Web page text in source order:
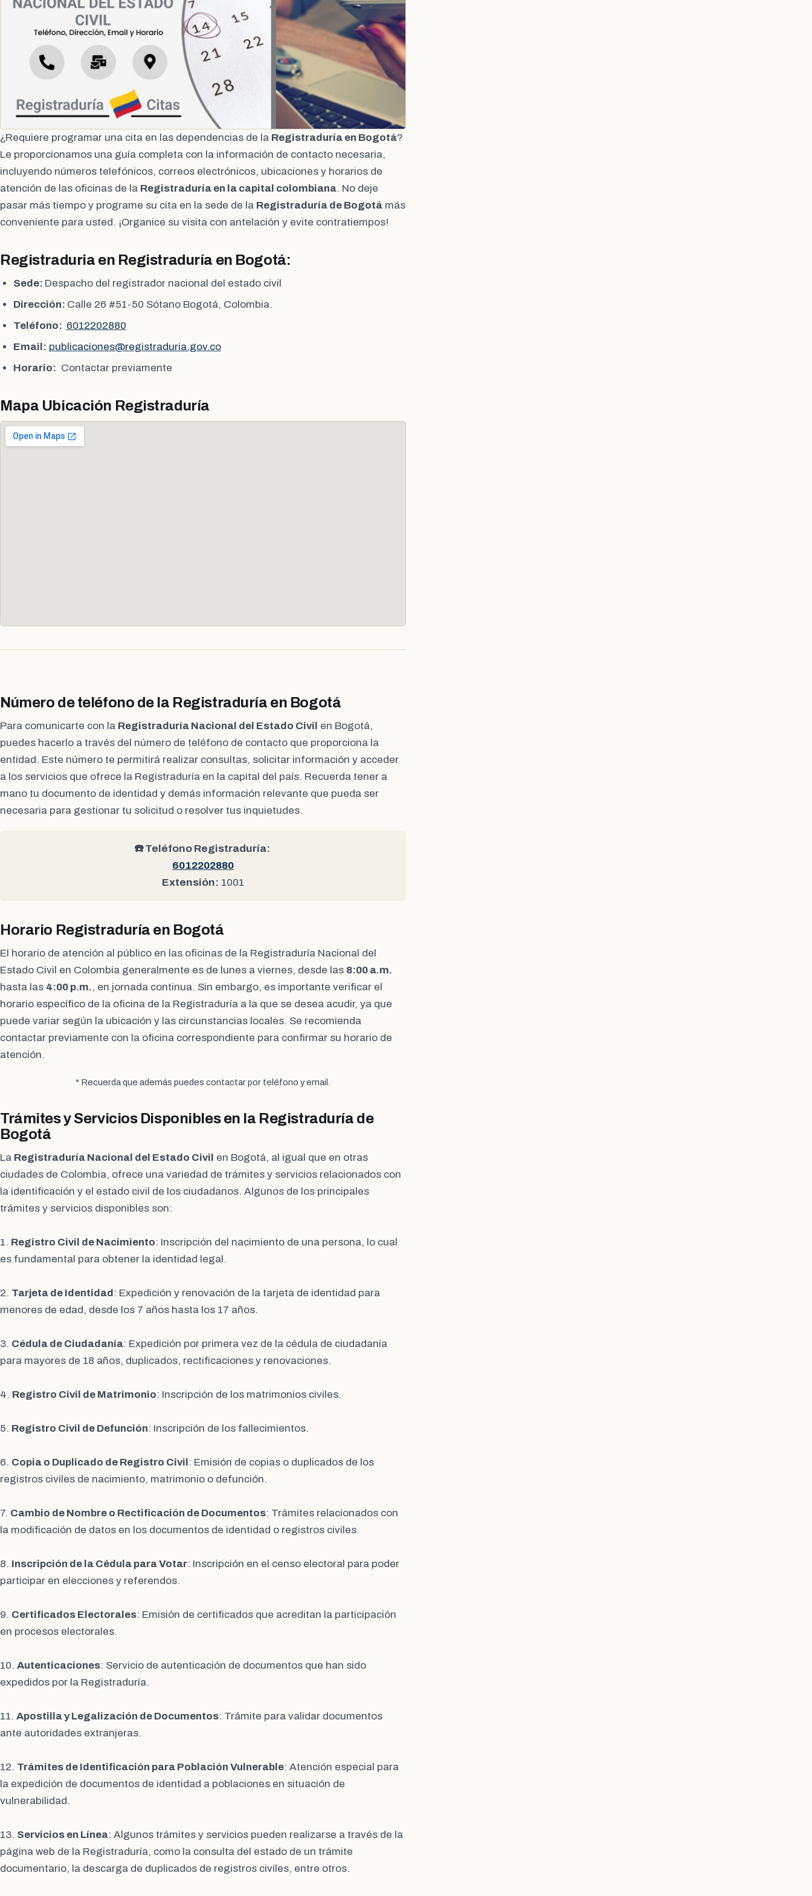
¿Requiere programar una cita en las dependencias de la Registraduría en Bogotá?
Le proporcionamos una guía completa con la información de contacto necesaria,
incluyendo números telefónicos, correos electrónicos, ubicaciones y horarios de
atención de las oficinas de la Registraduría en la capital colombiana. No deje
pasar más tiempo y programe su cita en la sede de la Registraduría de Bogotá más
conveniente para usted. ¡Organice su visita con antelación y evite contratiempos!
Registraduria en Registraduría en Bogotá:
Sede: Despacho del registrador nacional del estado civil
Dirección: Calle 26 #51-50 Sótano Bogotá, Colombia.
Teléfono: 6012202880
Email: publicaciones@registraduria.gov.co
Horario: Contactar previamente
Mapa Ubicación Registraduría
Número de teléfono de la Registraduría en Bogotá
Para comunicarte con la Registraduría Nacional del Estado Civil en Bogotá,
puedes hacerlo a través del número de teléfono de contacto que proporciona la
entidad. Este número te permitirá realizar consultas, solicitar información y acceder
a los servicios que ofrece la Registraduría en la capital del país. Recuerda tener a
mano tu documento de identidad y demás información relevante que pueda ser
necesaria para gestionar tu solicitud o resolver tus inquietudes.
☎️ Teléfono Registraduría:
6012202880
Extensión: 1001
Horario Registraduría en Bogotá
El horario de atención al público en las oficinas de la Registraduría Nacional del
Estado Civil en Colombia generalmente es de lunes a viernes, desde las 8:00 a.m.
hasta las 4:00 p.m., en jornada continua. Sin embargo, es importante verificar el
horario específico de la oficina de la Registraduría a la que se desea acudir, ya que
puede variar según la ubicación y las circunstancias locales. Se recomienda
contactar previamente con la oficina correspondiente para confirmar su horario de
atención.
* Recuerda que además puedes contactar por teléfono y email.
Trámites y Servicios Disponibles en la Registraduría de
Bogotá
La Registraduría Nacional del Estado Civil en Bogotá, al igual que en otras
ciudades de Colombia, ofrece una variedad de trámites y servicios relacionados con
la identificación y el estado civil de los ciudadanos. Algunos de los principales
trámites y servicios disponibles son:
1. Registro Civil de Nacimiento: Inscripción del nacimiento de una persona, lo cual
es fundamental para obtener la identidad legal.
2. Tarjeta de Identidad : Expedición y renovación de la tarjeta de identidad para
menores de edad, desde los 7 años hasta los 17 años.
3. Cédula de Ciudadanía: Expedición por primera vez de la cédula de ciudadanía
para mayores de 18 años, duplicados, rectificaciones y renovaciones.
4. Registro Civil de Matrimonio: Inscripción de los matrimonios civiles.
5. Registro Civil de Defunción: Inscripción de los fallecimientos.
6. Copia o Duplicado de Registro Civil : Emisión de copias o duplicados de los
registros civiles de nacimiento, matrimonio o defunción.
7. Cambio de Nombre o Rectificación de Documentos: Trámites relacionados con
la modificación de datos en los documentos de identidad o registros civiles.
8. Inscripción de la Cédula para Votar: Inscripción en el censo electoral para poder
participar en elecciones y referendos.
9. Certificados Electorales: Emisión de certificados que acreditan la participación
en procesos electorales.
10. Autenticaciones: Servicio de autenticación de documentos que han sido
expedidos por la Registraduría.
11. Apostilla y Legalización de Documentos: Trámite para validar documentos
ante autoridades extranjeras.
12. Trámites de Identificación para Población Vulnerable: Atención especial para
la expedición de documentos de identidad a poblaciones en situación de
vulnerabilidad.
13. Servicios en Línea: Algunos trámites y servicios pueden realizarse a través de la
página web de la Registraduría, como la consulta del estado de un trámite
documentario, la descarga de duplicados de registros civiles, entre otros.